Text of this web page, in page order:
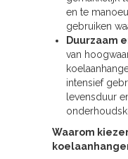
en te
gebruiken
Duurzaam
van
intensief
levensduur
Waarom